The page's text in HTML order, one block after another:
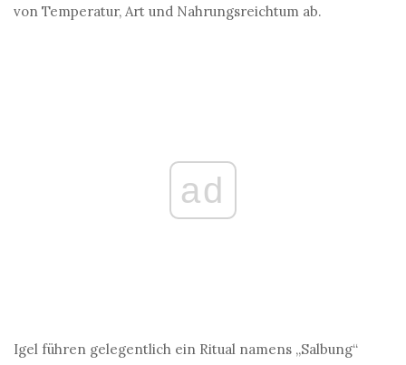
von Temperatur, Art und Nahrungsreichtum ab.
ad
Igel führen gelegentlich ein Ritual namens „Salbung“